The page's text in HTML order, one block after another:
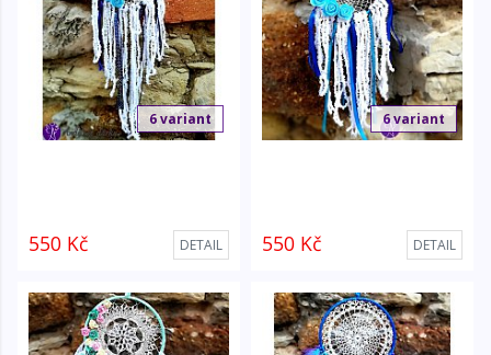
6 variant
550 Kč DETAIL
6 variant
550 Kč DETAIL